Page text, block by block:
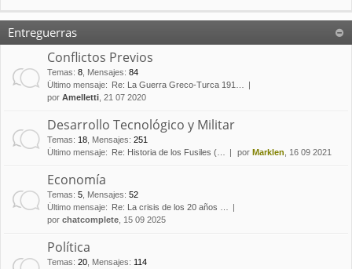
Entreguerras
Conflictos Previos
Temas: 8 Mensajes: 84
Último mensaje:
Re: La Guerra Greco-Turca 191…
por Amelletti , 21 07 2020
Desarrollo Tecnológico y Militar
Temas: 18 Mensajes: 251
Último mensaje:
Re: Historia de los Fusiles (… por Marklen , 16 09 2021
Economía
Temas: 5 Mensajes: 52
Último mensaje:
Re: La crisis de los 20 años …
por chatcomplete , 15 09 2025
Política
Temas: 20 Mensajes: 114